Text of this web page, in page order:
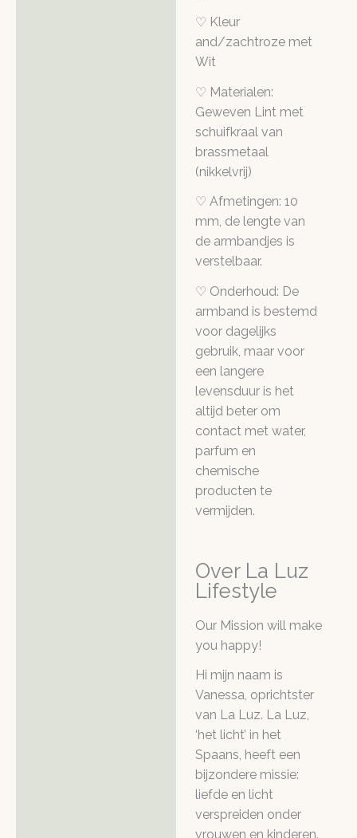
♡ Kleur
and/zachtroze met
Wit
♡ Materialen:
Geweven Lint met
schuifkraal van
brassmetaal
(nikkelvrij)
♡ Afmetingen: 10
mm, de lengte van
de armbandjes is
verstelbaar.
♡ Onderhoud: De
armband is bestemd
voor dagelijks
gebruik, maar voor
een langere
levensduur is het
altijd beter om
contact met water,
parfum en
chemische
producten te
vermijden.
Over La Luz
Lifestyle
Our Mission will make
you happy!
Hi mijn naam is
Vanessa, oprichtster
van La Luz. La Luz,
‘het licht’ in het
Spaans, heeft een
bijzondere missie:
liefde en licht
verspreiden onder
vrouwen en kinderen.